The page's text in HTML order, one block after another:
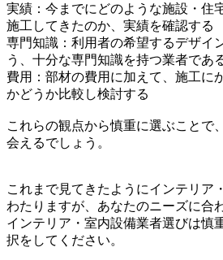
実績：今までにどのような施設・住
施工してきたのか、実績を確認する
専門知識：利用者の希望するデザイ
う、十分な専門知識を持つ業者であ
費用：部材の費用に加えて、施工に
かどうか比較し検討する
これらの観点から慎重に選ぶことで
会えるでしょう。
これまで見てきたようにインテリア
わたりますが、あなたのニーズに合
インテリア・室内設備業者選びは慎
択をしてください。